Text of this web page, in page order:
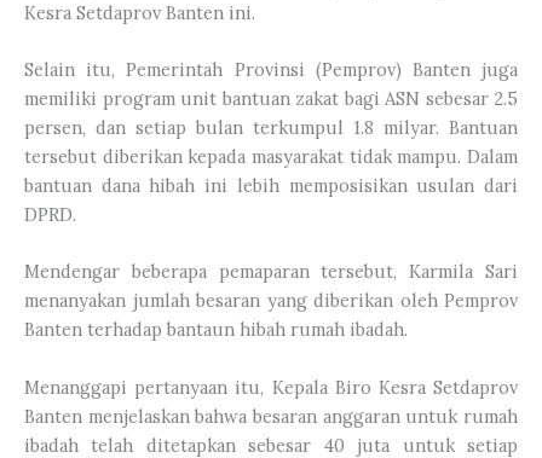
Kesra Setdaprov Banten ini.
Selain itu, Pemerintah Provinsi (Pemprov) Banten juga
memiliki program unit bantuan zakat bagi ASN sebesar 2.5
persen, dan setiap bulan terkumpul 1.8 milyar. Bantuan
tersebut diberikan kepada masyarakat tidak mampu. Dalam
bantuan dana hibah ini lebih memposisikan usulan dari
DPRD.
Mendengar beberapa pemaparan tersebut, Karmila Sari
menanyakan jumlah besaran yang diberikan oleh Pemprov
Banten terhadap bantaun hibah rumah ibadah.
Menanggapi pertanyaan itu, Kepala Biro Kesra Setdaprov
Banten menjelaskan bahwa besaran anggaran untuk rumah
ibadah telah ditetapkan sebesar 40 juta untuk setiap